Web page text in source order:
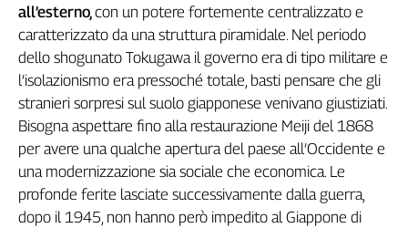
Collettiva
Play
Rubriche
Collettiva
Talk
La
settimana
Collettiva
Girasoli
Il
all’esterno,con un potere fortemente centralizzato e
caratterizzato da una struttura piramidale. Nel periodo
dello shogunato Tokugawa il governo era di tipo militare e
l’isolazionismo era pressoché totale, basti pensare che gli
stranieri sorpresi sul suolo giapponese venivano giustiziati.
Bisogna aspettare fino alla restaurazione Meiji del 1868
per avere una qualche apertura del paese all’Occidente e
una modernizzazione sia sociale che economica. Le
profonde ferite lasciate successivamente dalla guerra,
dopo il 1945, non hanno però impedito al Giappone di